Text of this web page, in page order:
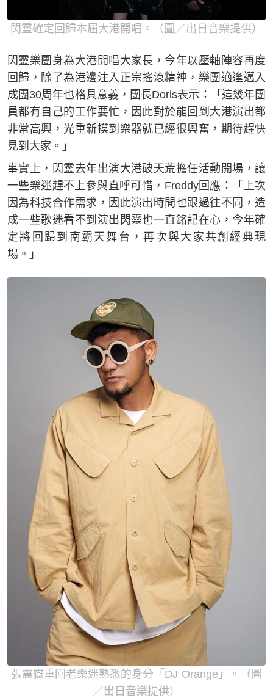
閃靈確定回歸本屆大港開唱。（圖／出日音樂提供）
閃靈樂團身為大港開唱大家長，今年以壓軸陣容再度
回歸，除了為港邊注入正宗搖滾精神，樂團適逢邁入
成團30周年也格具意義，團長Doris表示：「這幾年團
員都有自己的工作要忙，因此對於能回到大港演出都
非常高興，光重新摸到樂器就已經很興奮，期待趕快
見到大家。」
事實上，閃靈去年出演大港破天荒擔任活動開場，讓
一些樂迷趕不上參與直呼可惜，Freddy回應：「上次
因為科技合作需求，因此演出時間也跟過往不同，造
成一些歌迷看不到演出閃靈也一直銘記在心，今年確
定將回歸到南霸天舞台，再次與大家共創經典現
場。」
張震嶽重回老樂迷熟悉的身分「DJ Orange」。（圖
／出日音樂提供）